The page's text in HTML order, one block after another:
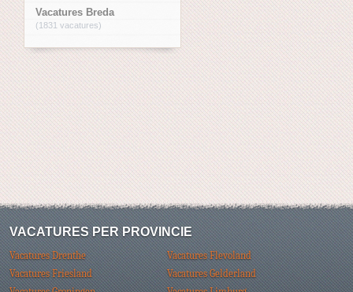
Vacatures Breda
(1831 vacatures)
VACATURES PER PROVINCIE
Vacatures Drenthe
Vacatures Flevoland
Vacatures Friesland
Vacatures Gelderland